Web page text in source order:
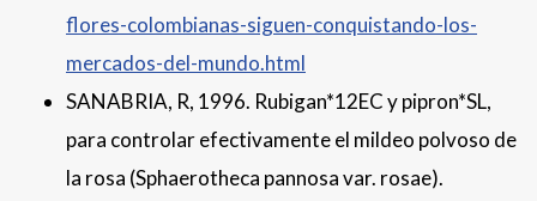
flores-colombianas-siguen-conquistando-los-
mercados-del-mundo.html
SANABRIA, R, 1996. Rubigan*12EC y pipron*SL,
para controlar efectivamente el mildeo polvoso de
la rosa (Sphaerotheca pannosa var. rosae).